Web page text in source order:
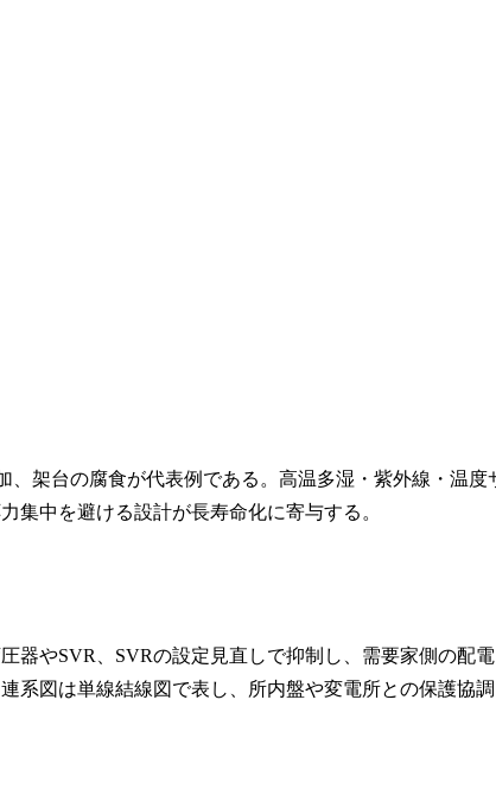
架台の腐食が代表例である。高温多湿・紫外線・温度
集中を避ける設計が長寿命化に寄与する。
器やSVR、SVRの設定見直しで抑制し、需要家側の配電
系図は単線結線図で表し、所内盤や変電所との保護協調